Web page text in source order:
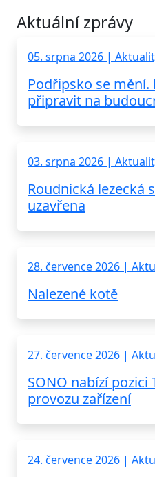
Aktuální zprávy
05. srpna 2026 |
Podřipsko se mění.
připravit na
03. srpna 2026 |
Roudnická lezecká
uzavřena
28. července 2026 |
Nalezené kotě
27. července 2026 |
SONO nabízí
provozu zařízení
24. července 2026 |